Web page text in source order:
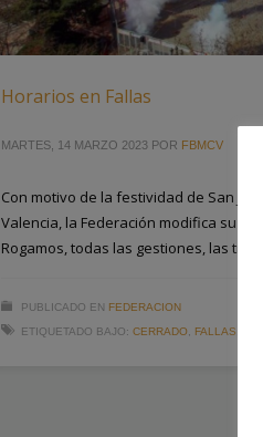
Horarios en Fallas
MARTES, 14 MARZO 2023 POR FBMCV
Con motivo de la festividad de San
Valencia, la Federación modifica su
Rogamos, todas las gestiones, las
PUBLICADO EN FEDERACION
ETIQUETADO BAJO: CERRADO FALLAS